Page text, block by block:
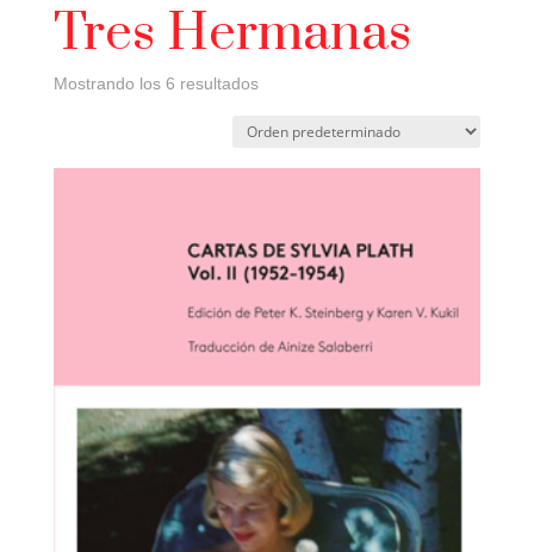
Tres Hermanas
Mostrando los 6 resultados